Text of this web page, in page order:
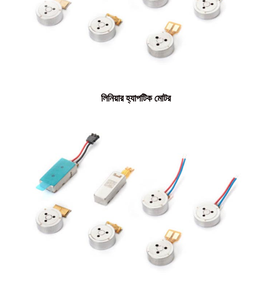
লিনিয়ার হ্যাপটিক মোটর